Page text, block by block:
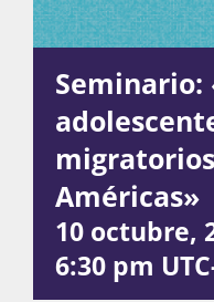
Seminario:
Américas»
10 octubre,
6:30 pm